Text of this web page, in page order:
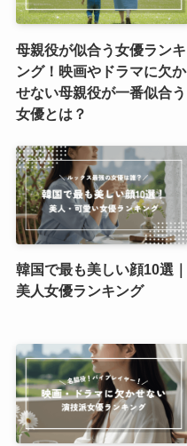
母親役が似合う女優ランキ
ング！映画やドラマに欠か
せない母親役が一番似合う
女優とは？
韓国で最も美しい顔10選｜
美人女優ランキング